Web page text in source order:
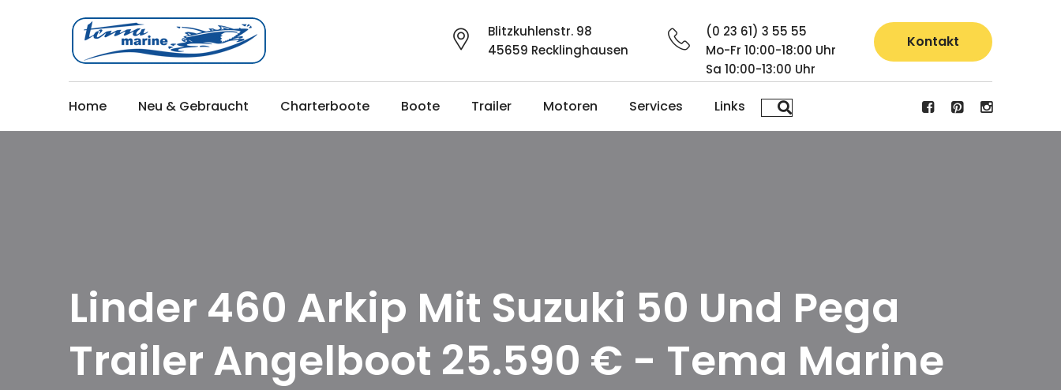
Blitzkuhlenstr. 98
45659 Recklinghausen
(0 23 61) 3 55 55
Mo-Fr 10:00-18:00 Uhr
Sa 10:00-13:00 Uhr
Kontakt
Home Neu & Gebraucht Charterboote Boote Trailer Motoren Services Links
Linder 460 Arkip Mit Suzuki 50 Und Pega
Trailer Angelboot 25.590 € - Tema Marine